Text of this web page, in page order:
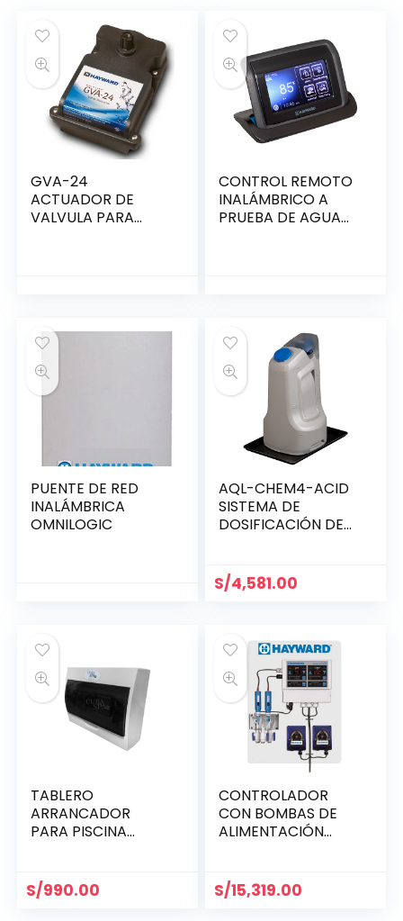
GVA-24
ACTUADOR DE
VALVULA PARA
CONTROL REMOTO
INALÁMBRICO A
PRUEBA DE AGUA
PUENTE DE RED
INALÁMBRICA
OMNILOGIC
AQL-CHEM4-ACID
SISTEMA DE
DOSIFICACIÓN DE
S/4,581.00
TABLERO
ARRANCADOR
PARA PISCINA
S/990.00
CONTROLADOR
CON BOMBAS DE
ALIMENTACIÓN
HAYWARD
HCC2000-CP
S/15,319.00